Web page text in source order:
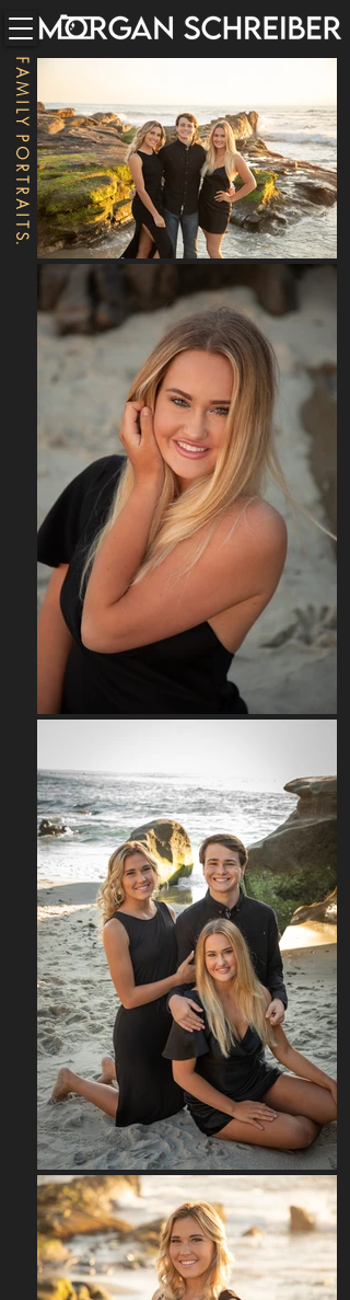
F A M I L Y P O R T R A I T S.